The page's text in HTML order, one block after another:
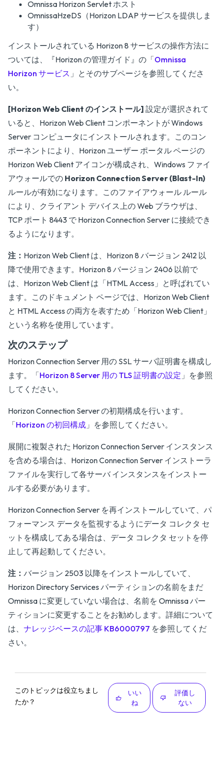
Omnissa Horizon Servlet ホスト
OmnissaHzeDS（Horizon LDAP サービスを提供しま
す）
インストールされている Horizon 8 サービスの操作方法に
ついては、『Horizon の管理ガイド』の「Omnissa
Horizon サービス 」とそのサブページを参照してくださ
い。
[Horizon Web Client のインストール] 設定が選択されて
いると、Horizon Web Client コンポーネントが Windows
Server コンピュータにインストールされます。このコン
ポーネントにより、Horizon ユーザー ポータル ページの
Horizon Web Client アイコンが構成され、Windows ファイ
アウォールでの Horizon Connection Server (Blast-In)
ルールが有効になります。このファイアウォール ルール
により、クライアント デバイス上の Web ブラウザは、
TCP ポート 8443 で Horizon Connection Server に接続でき
るようになります。
注： Horizon Web Client は、Horizon 8 バージョン 2412 以
降で使用できます。Horizon 8 バージョン 2406 以前で
は、Horizon Web Client は「HTML Access」と呼ばれてい
ます。このドキュメント ページでは、Horizon Web Client
と HTML Access の両方を表すため「Horizon Web Client」
という名称を使用しています。
次のステップ
Horizon Connection Server 用の SSL サーバ証明書を構成し
ます。「Horizon 8 Server 用の TLS 証明書の設定 」を参照
してください。
Horizon Connection Server の初期構成を行います。
「Horizon の初回構成 」を参照してください。
展開に複製された Horizon Connection Server インスタンス
を含める場合は、Horizon Connection Server インストーラ
ファイルを実行して各サーバ インスタンスをインストー
ルする必要があります。
Horizon Connection Server を再インストールしていて、パ
フォーマンス データを監視するようにデータ コレクタ セ
ットを構成してある場合は、データ コレクタ セットを停
止して再起動してください。
注： バージョン 2503 以降をインストールしていて、
Horizon Directory Services パーティションの名前をまだ
Omnissa に変更していない場合は、名前を Omnissa パー
ティションに変更することをお勧めします。詳細について
は、 ナレッジベースの記事 KB6000797 を参照してくだ
さい。
このトピックは役立ちまし
たか？
いい
ね
評価し
ない